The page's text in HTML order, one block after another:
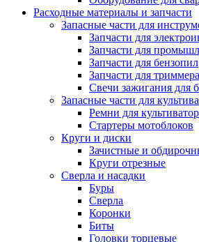
Расходные материалы и запчасти
Запасные части для
Запчасти для
Запчасти для
Запчасти для бензопил
Запчасти для
Свечи зажигания для
Запасные части для
Ремни для
Стартеры мотоблоков
Круги и диски
Зачистные и
Круги отрезные
Сверла и насадки
Буры
Сверла
Коронки
Биты
Головки торцевые